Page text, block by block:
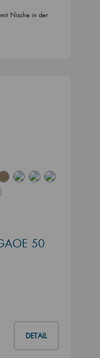
Nische in der
50
DETAIL